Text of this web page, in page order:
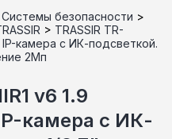
Системы безопасности >
> TRASSIR TR-
IP-камера с ИК-подсветкой.
2Мп
v6 1.9
камера с ИК-